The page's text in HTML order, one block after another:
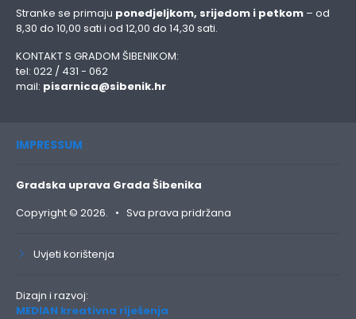
Stranke se primaju ponedjeljkom, srijedom i petkom – od
8,30 do 10,00 sati i od 12,00 do 14,30 sati.
KONTAKT S GRADOM ŠIBENIKOM:
tel: 022 / 431 - 062
mail: pisarnica@sibenik.hr
IMPRESSUM
Gradska uprava Grada Šibenika
Copyright © 2026. • Sva prava pridržana
Uvjeti korištenja
Dizajn i razvoj:
MEDIAN kreativna riješenja